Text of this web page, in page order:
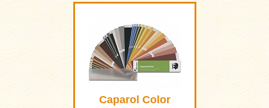
Caparol Color